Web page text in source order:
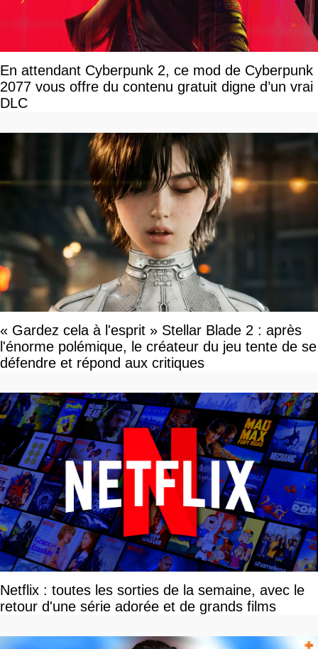
En attendant Cyberpunk 2, ce mod de Cyberpunk
2077 vous offre du contenu gratuit digne d’un vrai
DLC
« Gardez cela à l'esprit » Stellar Blade 2 : après
l'énorme polémique, le créateur du jeu tente de se
défendre et répond aux critiques
Netflix : toutes les sorties de la semaine, avec le
retour d'une série adorée et de grands films